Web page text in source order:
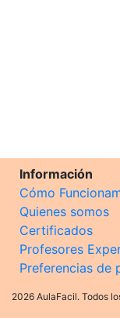
Información
Cómo
Quienes somos
Certificados
Profesores
Preferencias de
2026 AulaFacil. Todos